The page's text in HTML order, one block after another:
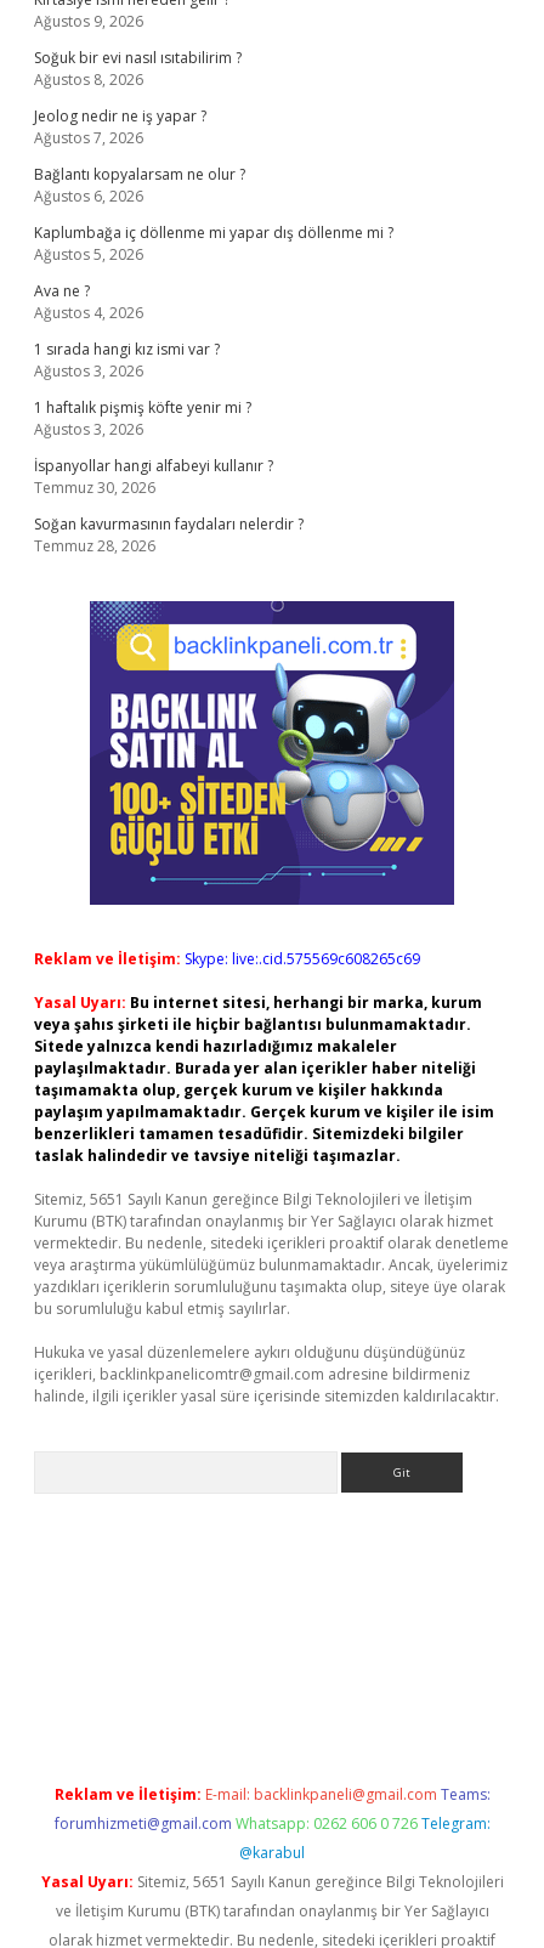
Ağustos 9, 2026
Soğuk bir evi nasıl ısıtabilirim ?
Ağustos 8, 2026
Jeolog nedir ne iş yapar ?
Ağustos 7, 2026
Bağlantı kopyalarsam ne olur ?
Ağustos 6, 2026
Kaplumbağa iç döllenme mi yapar dış döllenme mi ?
Ağustos 5, 2026
Ava ne ?
Ağustos 4, 2026
1 sırada hangi kız ismi var ?
Ağustos 3, 2026
1 haftalık pişmiş köfte yenir mi ?
Ağustos 3, 2026
İspanyollar hangi alfabeyi kullanır ?
Temmuz 30, 2026
Soğan kavurmasının faydaları nelerdir ?
Temmuz 28, 2026
Reklam ve İletişim: Skype: live:.cid.575569c608265c69
Yasal Uyarı: Bu internet sitesi, herhangi bir marka, kurum
veya şahıs şirketi ile hiçbir bağlantısı bulunmamaktadır.
Sitede yalnızca kendi hazırladığımız makaleler
paylaşılmaktadır. Burada yer alan içerikler haber niteliği
taşımamakta olup, gerçek kurum ve kişiler hakkında
paylaşım yapılmamaktadır. Gerçek kurum ve kişiler ile isim
benzerlikleri tamamen tesadüfidir. Sitemizdeki bilgiler
taslak halindedir ve tavsiye niteliği taşımazlar.
Sitemiz, 5651 Sayılı Kanun gereğince Bilgi Teknolojileri ve İletişim
Kurumu (BTK) tarafından onaylanmış bir Yer Sağlayıcı olarak hizmet
vermektedir. Bu nedenle, sitedeki içerikleri proaktif olarak denetleme
veya araştırma yükümlülüğümüz bulunmamaktadır. Ancak, üyelerimiz
yazdıkları içeriklerin sorumluluğunu taşımakta olup, siteye üye olarak
bu sorumluluğu kabul etmiş sayılırlar.
Hukuka ve yasal düzenlemelere aykırı olduğunu düşündüğünüz
içerikleri, backlinkpanelicomtr@gmail.com adresine bildirmeniz
halinde, ilgili içerikler yasal süre içerisinde sitemizden kaldırılacaktır.
Reklam ve İletişim: E-mail: backlinkpaneli@gmail.com Teams:
forumhizmeti@gmail.com Whatsapp: 0262 606 0 726 Telegram:
@karabul
Yasal Uyarı: Sitemiz, 5651 Sayılı Kanun gereğince Bilgi Teknolojileri
ve İletişim Kurumu (BTK) tarafından onaylanmış bir Yer Sağlayıcı
olarak hizmet vermektedir. Bu nedenle, sitedeki içerikleri proaktif